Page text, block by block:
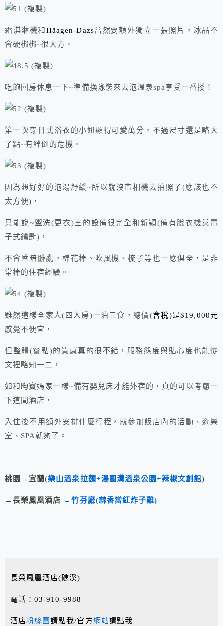
霜淇淋機和Häagen-Dazs當然要額外獨立一張照片，冰品不
會硬梆梆~很大方。
吃飽回房休息一下~準備換泳裝來去泡溫泉spa享受一番搂！
第一次穿日式浴衣的小妞顯得可愛萬分，不過尺寸還是略大
了點~有絆倒的危機。
因為想好好的泡湯舒緩~所以就沒帶相機去拍照了(應該也不
太方便)，
只能說~盥洗(更衣)室的設備很完全和新穎(備有脫衣機與電
子式鑰匙)，
不會昏暗髒亂，棉花棒、吹風機、梳子等也一應俱全，是非
常棒的住宿經驗。
雖然這樣全家人(四人房)一泊三食，總價(含稅)是$19,000元
感覺不便宜，
但整體(餐點)的質感真的很不錯，服務態度與貼心度也能從
文裡略知一二，
如和昀寶媽家一樣~備有嬰兒床才能外宿的，真的可以考慮一
下這間酒店，
入住後不用額外安排什麼行程，就參加飯店內的活動、遊樂
室、SPA就夠了。
桃園→宜蘭(樂山溫泉拉麵+湯圍溝溫泉公園+辣椒文創館)
→長榮鳳凰酒店 →竹芬廳(蒜香當紅炸子雞)
長榮鳳凰酒店(礁溪)
電話：03-910-9988
酒店粉絲團請點我/官方網站請點我